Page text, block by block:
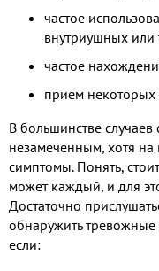
частое
внутриушных или
частое
прием некоторых
В большинстве случаев
незамеченным, хотя
симптомы. Понять,
может каждый, и для
Достаточно
обнаружить тревожные
если: